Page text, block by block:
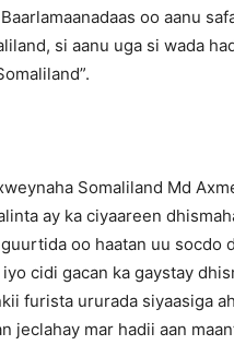
oo aanu
si aanu uga si wada
Somaliland Md
ay ka ciyaareen
oo haatan uu socdo
cidi gacan ka gaystay
furista ururada siyaasiga
jeclahay mar hadii aan